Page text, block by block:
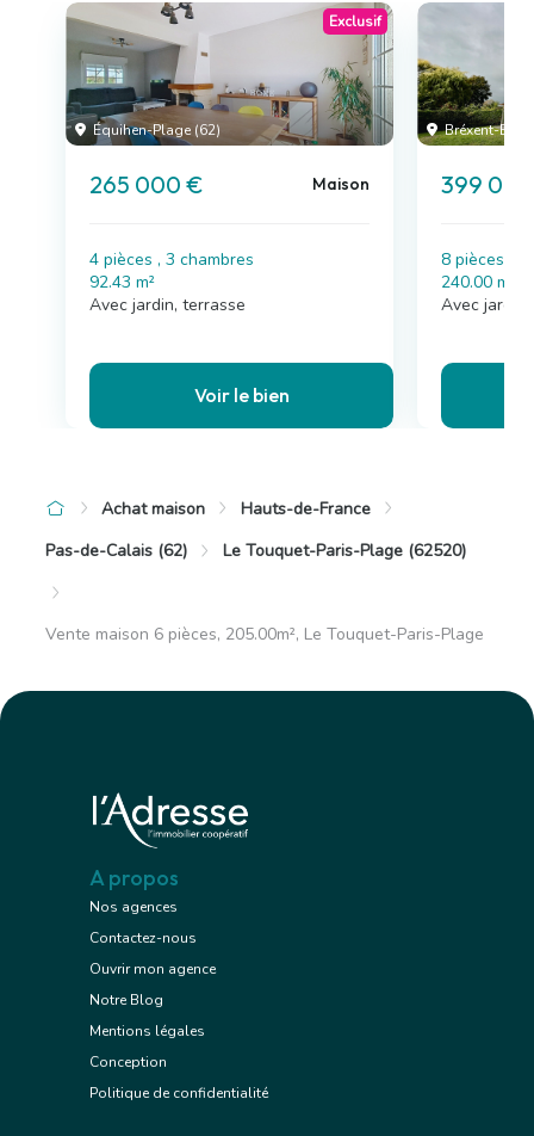
Équihen-Plage (62)
Exclusif
265 000 € Maison
4 pièces , 3 chambres
92.43 m²
Avec jardin, terrasse
Voir le bien
Bréxent-
399
8 pièces , 6
240.00 m²
Avec
Achat maison
Hauts-de-France
Pas-de-Calais (62)
Le Touquet-Paris-Plage (62520)
Vente maison 6 pièces, 205.00m², Le Touquet-Paris-Plage
A propos
Nos agences
Contactez-nous
Ouvrir mon agence
Notre Blog
Mentions légales
Conception
Politique de confidentialité